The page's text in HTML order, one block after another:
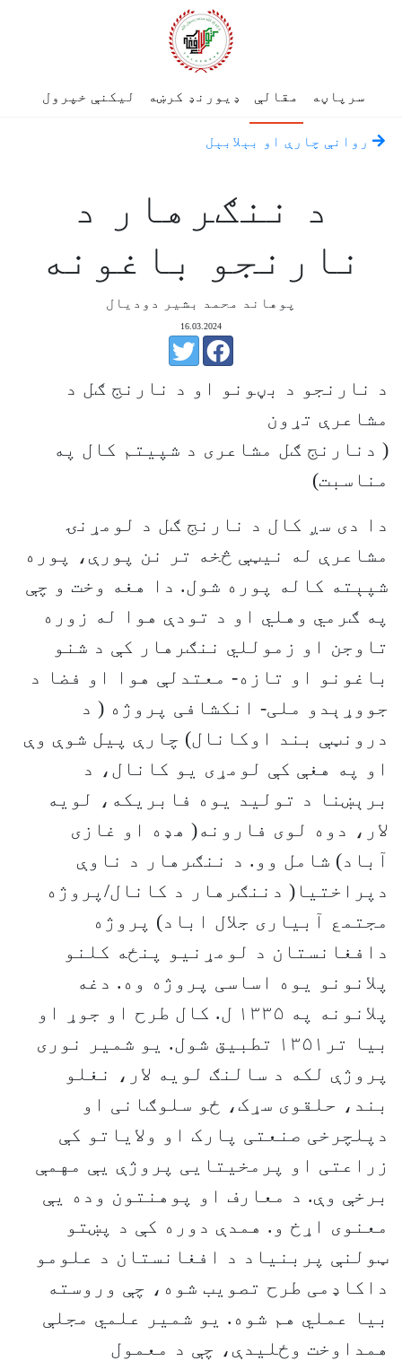
سرپاڼه مقالې ډیورنډ کرښه لیکنې خپرول
روانې چارې او بېلابېل
د ننګرهار د
نارنجو باغونه
پوهاند محمد بشیر دودیال
16.03.2024
د نارنجو د بڼونو او د نارنج ګل د
مشاعرې تړون
( دنارنج ګل مشاعری د شپیتم کال په
مناسبت)
دا دی سږ کال د نارنج ګل د لومړنۍ
مشاعرې له نیټې څخه تر نن پورې، پوره
شپېته کاله پوره شول. دا هغه وخت و چې
په ګرمي وهلي او د تودې هوا له زوره
تاوجن او زموللي ننګرهار کې د شنو
باغونو او تازه- معتدلې هوا او فضا د
جووړېدو ملی- انکشافی پروژه ( د
درونټې بند اوکانال) چارې پیل شوې وې
او په هغې کې لومړی یو کانال، د
برېښنا د تولید یوه فابریکه، لویه
لار، دوه لوی فارونه( هډه او غازی
آباد) شامل وو. د ننګرهار د ناوې
دپراختیا( دننګرهار د کانال/پروژه
مجتمع آبیاری جلال اباد) پروژه
دافغانستان د لومړنیو پنځه کلنو
پلانونو یوه اساسی پروژه وه. دغه
پلانونه په ۱۳۳۵ ل. کال طرح او جوړ او
بیا تر۱۳۵۱ تطبیق شول. یو شمیر نوری
پروژې لکه د سالنګ لویه لار، نغلو
بند، حلقوی سړک، ځو سلوګانی او
دپلچرخی صنعتی پارک او ولایاتو کې
زراعتی او پرمخیتایی پروژې یې مهمې
برخې وې. د معارف او پوهنتون وده یې
معنوی اړخ و. همدې دوره کې د پښتو
ټولنې پربنیاد د افغانستان د علومو
داکاډمی طرح تصویب شوه، چې وروسته
بیا عملي هم شوه. یو شمیر علمي مجلې
همداوخت وځلیدې، چې د معمول